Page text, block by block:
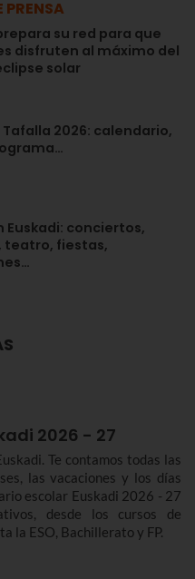
PRENSA
su red para que
disfruten al máximo del
solar
Tafalla 2026: calendario,
Euskadi: conciertos,
teatro, fiestas,
2026 - 27
Te contamos todas las
las vacaciones y los días
escolar Euskadi 2026 - 27
desde los cursos de
la ESO, Bachillerato y FP.